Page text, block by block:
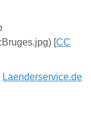
[CC
Laenderservice.de